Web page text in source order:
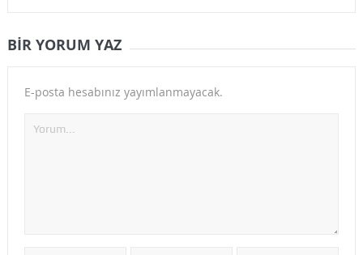
BIR YORUM YAZ
E-posta hesabınız yayımlanmayacak.